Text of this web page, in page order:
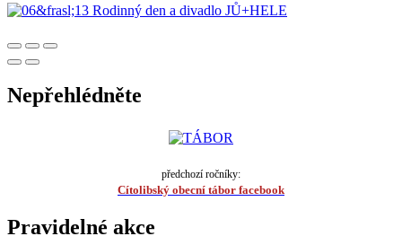
Nepřehlédněte
předchozí ročníky:
Cítolibský obecní tábor facebook
Pravidelné akce